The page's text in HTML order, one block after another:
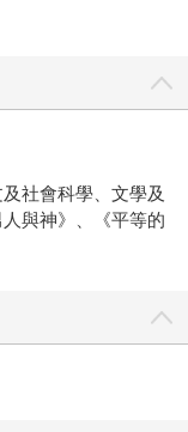
社會科學、文學及
與神》、《平等的